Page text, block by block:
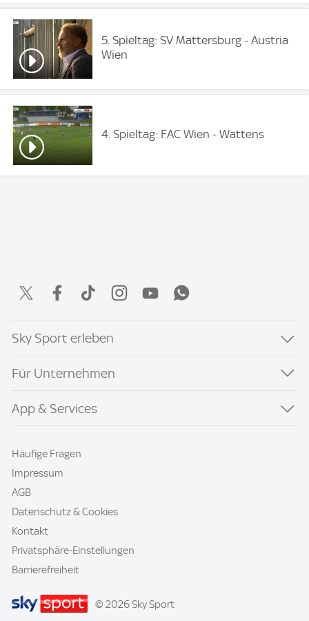
5. Spieltag: SV Mattersburg - Austria
Wien
4. Spieltag: FAC Wien - Wattens
Sky Sport erleben
Für Unternehmen
App & Services
Häufige Fragen
Impressum
AGB
Datenschutz & Cookies
Kontakt
Privatsphäre-Einstellungen
Barrierefreiheit
© 2026 Sky Sport